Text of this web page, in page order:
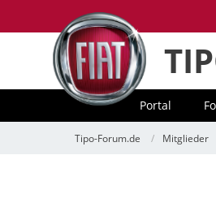
Portal
Tipo-Forum.de Mitglieder